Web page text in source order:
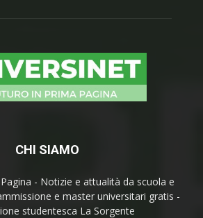
CHI SIAMO
- Notizie e attualità da scuola e
e master universitari gratis -
studentesca La Sorgente